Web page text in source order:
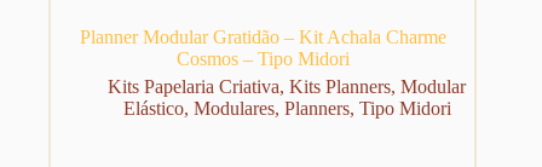
Planner Modular Gratidão – Kit Achala Charme
Cosmos – Tipo Midori
Kits Papelaria Criativa,Kits Planners,Modular
Elástico, Modulares, Planners, Tipo Midori